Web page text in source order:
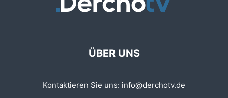
ÜBER UNS
Kontaktieren Sie uns: info@derchotv.de